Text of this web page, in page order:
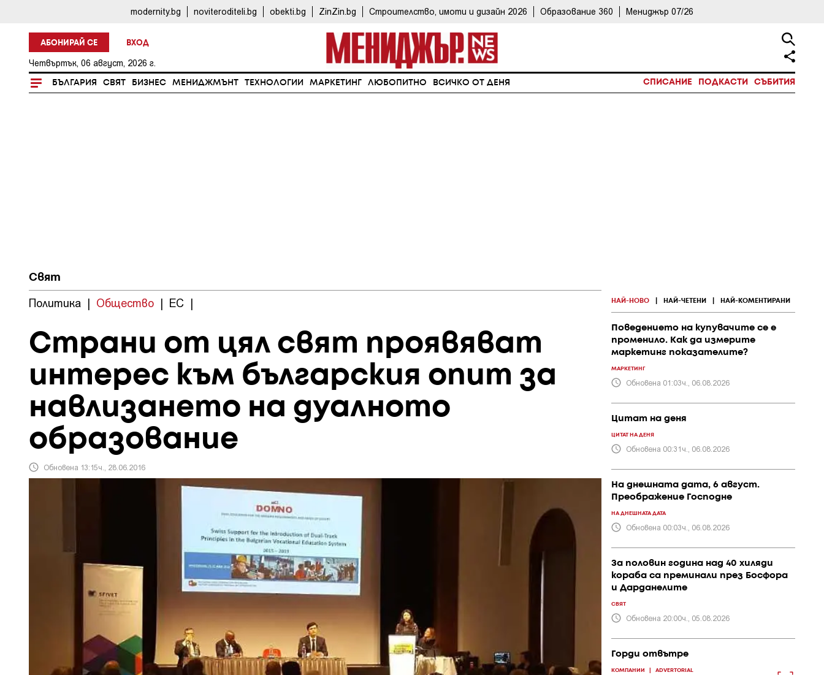
modernity.bg noviteroditeli.bg obekti.bg ZinZin.bg Строителство, имоти и дизайн 2026 Образование 360 Мениджър 07/26
АБОНИРАЙ СЕ ВХОД
Четвъртък, 06 август, 2026 г.
БЪЛГАРИЯ СВЯТ БИЗНЕС МЕНИДЖМЪНТ ТЕХНОЛОГИИ МАРКЕТИНГ ЛЮБОПИТНО ВСИЧКО ОТ ДЕНЯ СПИСАНИЕ ПОДКАСТИ СЪБИТИЯ
Свят
Политика | Общество | ЕС |
Страни от цял свят проявяват
интерес към българския опит за
навлизането на дуалното
образование
Обновена 13:15ч., 28.06.2016
НАЙ-НОВО НАЙ-ЧЕТЕНИ НАЙ-КОМЕНТИРАНИ
Поведението на купувачите се е
променило. Как да измерите
маркетинг показателите?
МАРКЕТИНГ
Обновена 01:03ч., 06.08.2026
Цитат на деня
ЦИТАТ НА ДЕНЯ
Обновена 00:31ч., 06.08.2026
На днешната дата, 6 август.
Преображение Господне
НА ДНЕШНАТА ДАТА
Обновена 00:03ч., 06.08.2026
За половин година над 40 хиляди
кораба са преминали през Босфора
и Дарданелите
СВЯТ
Обновена 20:00ч., 05.08.2026
Горди отвътре
КОМПАНИИ ADVERTORIAL